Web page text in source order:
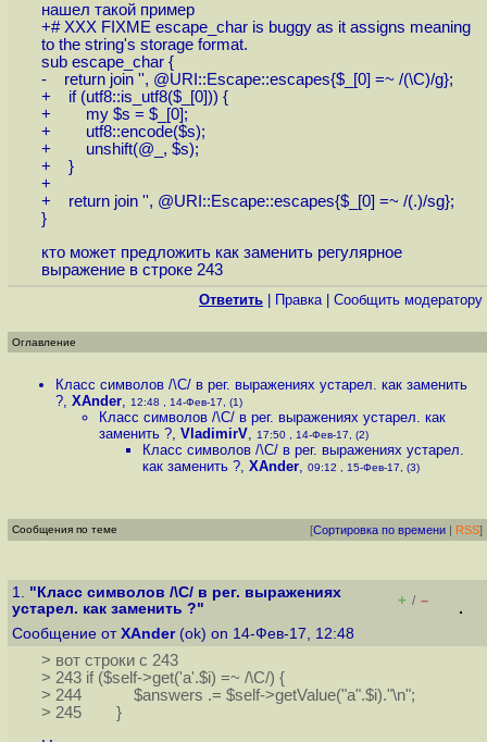
нашел такой пример
+# XXX FIXME escape_char is buggy as it assigns meaning
to the string's storage format.
sub escape_char {
- return join '', @URI::Escape::escapes{$_[0] =~ /(\C)/g};
+ if (utf8::is_utf8($_[0])) {
+ my $s = $_[0];
+ utf8::encode($s);
+ unshift(@_, $s);
+ }
+
+ return join '', @URI::Escape::escapes{$_[0] =~ /(.)/sg};
}
кто может предложить как заменить регулярное
выражение в строке 243
Ответить Правка| Cообщить модератору
Оглавление
Класс символов /\C/ в рег. выражениях устарел. как заменить
?, XAnder, 12:48 , 14-Фев-17, (1)
Класс символов /\C/ в рег. выражениях устарел. как
заменить ?, VladimirV, 17:50 , 14-Фев-17, (2)
Класс символов /\C/ в рег. выражениях устарел.
как заменить ?, XAnder, 09:12 , 15-Фев-17, (3)
Сообщения по теме [Сортировка по времени | RSS]
1. "Класс символов /\C/ в рег. выражениях
устарел. как заменить ?"
+ / –
Сообщение от XAnder(ok) on 14-Фев-17, 12:48
> вот строки с 243
> 243 if ($self->get('a'.$i) =~ /\C/) {
> 244 $answers .= $self->getValue("a".$i)."\n";
> 245 }